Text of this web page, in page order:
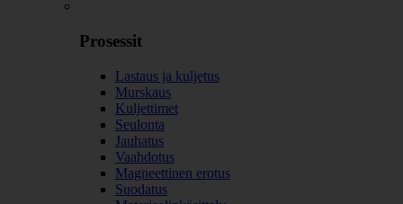
Prosessit
Lastaus ja kuljetus
Murskaus
Kuljettimet
Seulonta
Jauhatus
Vaahdotus
Magneettinen erotus
Suodatus